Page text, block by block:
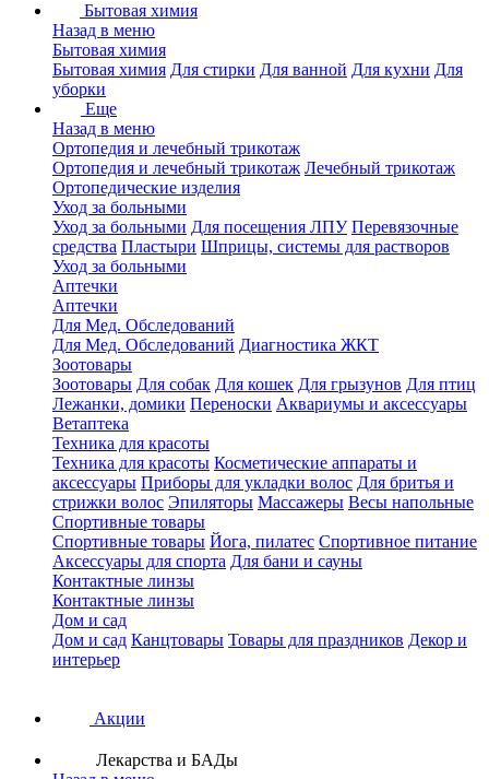
Бытовая химия
Назад в меню
Бытовая химия
Бытовая химия Для стирки Для ванной Для кухни Для
уборки
Еще
Назад в меню
Ортопедия и лечебный трикотаж
Ортопедия и лечебный трикотаж Лечебный трикотаж
Ортопедические изделия
Уход за больными
Уход за больными Для посещения ЛПУ Перевязочные
средства Пластыри Шприцы, системы для растворов
Уход за больными
Аптечки
Аптечки
Для Мед. Обследований
Для Мед. Обследований Диагностика ЖКТ
Зоотовары
Зоотовары Для собак Для кошек Для грызунов Для птиц
Лежанки, домики Переноски Аквариумы и аксессуары
Ветаптека
Техника для красоты
Техника для красоты Косметические аппараты и
аксессуары Приборы для укладки волос Для бритья и
стрижки волос Эпиляторы Массажеры Весы напольные
Спортивные товары
Спортивные товары Йога, пилатес Спортивное питание
Аксессуары для спорта Для бани и сауны
Контактные линзы
Контактные линзы
Дом и сад
Дом и сад Канцтовары Товары для праздников Декор и
интерьер
Акции
Лекарства и БАДы